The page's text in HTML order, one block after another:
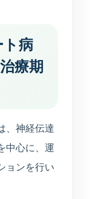
ト病
療期
、神経伝達
中心に、運
ョンを行い